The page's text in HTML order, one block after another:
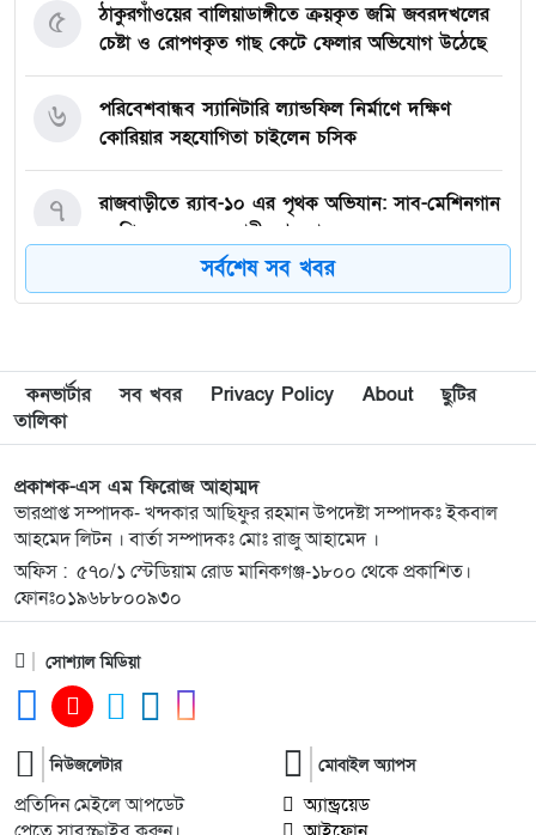
ঠাকুরগাঁওয়ের বালিয়াডাঙ্গীতে ক্রয়কৃত জমি জবরদখলের
চেষ্টা ও রোপণকৃত গাছ কেটে ফেলার অভিযোগ উঠেছে
৫
পরিবেশবান্ধব স্যানিটারি ল্যান্ডফিল নির্মাণে দক্ষিণ
কোরিয়ার সহযোগিতা চাইলেন চসিক
৬
রাজবাড়ীতে র‍্যাব-১০ এর পৃথক অভিযান: সাব-মেশিনগান
ও পিস্তলসহ ২ অস্ত্রধারী গ্রেফতার
৭
উৎসবমুখর পরিবেশে দাওকান্দিতে অরবিট শিক্ষা
৮
ইয়াবাসহ মাহমুদপুর ইউনিয়ন স্বেচ্ছাসেবক দলের নেতা
৯
দ্বিতীয় রানওয়ে ছাড়া থার্ড টার্মিনাল কি সত্যিই জিরো?
১০
অনৈতিক কর্মকাণ্ডের অভিযোগে ‘দৈনিক অভিযোগ বার্তা’র
স্টাফ রিপোর্টার শামীম আহমদকে বহিষ্কার
১১
জুলাই অভ্যুত্থানের দুই বছর: সিলেটের সাবেক মন্ত্রী-
এমপিরা কে কোথায়? ​
১২
গরু চুরির অভিযোগে তাঁতী লীগ নেতা গণধোলাইয়ের
শিকার, কারাগারে প্রেরণ
১৩
সর্বশেষ সব খবর
কনভার্টার সব খবর Privacy Policy About
ছুটির
তালিকা
প্রকাশক-এস এম ফিরোজ আহাম্মদ
ভারপ্রাপ্ত সম্পাদক- খন্দকার আছিফুর রহমান উপদেষ্টা সম্পাদকঃ ইকবাল
আহমেদ লিটন । বার্তা সম্পাদকঃ মোঃ রাজু আহামেদ ।
অফিস : ৫৭০/১ স্টেডিয়াম রোড মানিকগঞ্জ-১৮০০ থেকে প্রকাশিত।
ফোনঃ০১৯৬৮৮০০৯৩০
সোশ্যাল মিডিয়া
নিউজলেটার
প্রতিদিন মেইলে আপডেট
মোবাইল অ্যাপস
অ্যান্ড্রয়েড